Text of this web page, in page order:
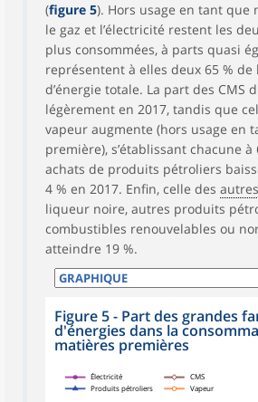
(figure 5). Hors usage en tant que
le gaz et l’électricité restent les
plus consommées, à parts quasi
représentent à elles deux 65 % de
d’énergie totale. La part des CMS
légèrement en 2017, tandis que
vapeur augmente (hors usage en
première), s’établissant chacune à
achats de produits pétroliers
4 % en 2017. Enfin, celle des
liqueur noire, autres produits
combustibles renouvelables ou
atteindre 19 %.
Figure 5 - Part des grandes
d'énergies dans la
matières premières
Électricité CMS
Produits pétroliers
Vapeur